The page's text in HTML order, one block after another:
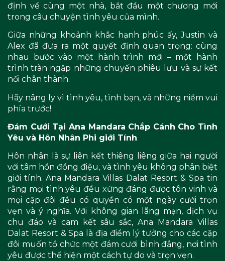
định về cùng một nhà, bắt đầu một chương mới
trong câu chuyện tình yêu của mình.
Giữa những khoảnh khắc hạnh phúc ấy, Justin và
Alex đã đưa ra một quyết định quan trọng: cùng
nhau bước vào một hành trình mới – một hành
trình tràn ngập những chuyến phiêu lưu và sự kết
nối chân thành.
Hãy nâng ly vì tình yêu, tình bạn, và những niềm vui
phía trước!
Đám Cưới Tại Ana Mandara Chắp Cánh Cho Tình
Yêu và Hôn Nhân Phi giới Tính
Hôn nhân là sự liên kết thiêng liêng giữa hai người
với tâm hồn đồng điệu, và tình yêu không phân biệt
giới tính. Ana Mandara Villas Dalat Resort & Spa tin
rằng mọi tình yêu đều xứng đáng được tôn vinh và
mọi cặp đôi đều có quyền có một ngày cưới trọn
vẹn và ý nghĩa. Với không gian lãng mạn, dịch vụ
chu đáo và cam kết sâu sắc, Ana Mandara Villas
Dalat Resort & Spa là địa điểm lý tưởng cho các cặp
đôi muốn tổ chức một đám cưới bình đẳng, nơi tình
yêu được thể hiện một cách tự do và trọn vẹn.